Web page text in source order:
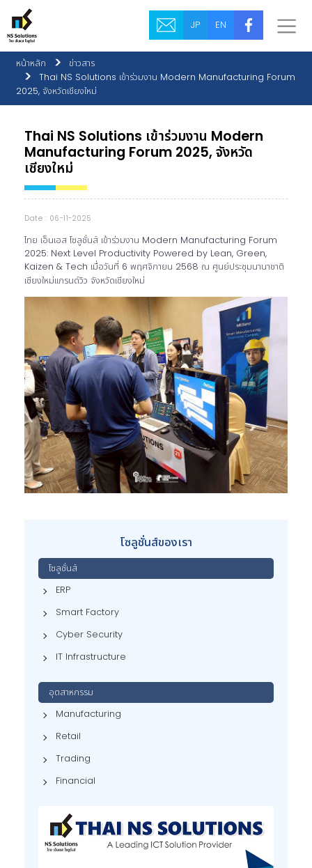
JP EN
หน้าหลัก
ข่าวสาร
Thai NS Solutions เข้าร่วมงาน Modern Manufacturing Forum
2025, จังหวัดเชียงใหม่
Thai NS Solutions เข้าร่วมงาน Modern
Manufacturing Forum 2025, จังหวัด
เชียงใหม่
Date : 06-11-2025
ไทย เอ็นเอส โซลูชั่นส์ เข้าร่วมงาน Modern Manufacturing Forum
2025: Next Level Productivity Powered by Lean, Green,
Kaizen & Tech เมื่อวันที่ 6 พฤศจิกายน 2568 ณ ศูนย์ประชุมนานาชาติ
เชียงใหม่แกรนด์วิว จังหวัดเชียงใหม่
โซลูชั่นส์ของเรา
โซลูชั่นส์
ERP
Smart Factory
Cyber Security
IT Infrastructure
อุตสาหกรรม
Manufacturing
Retail
Trading
Financial